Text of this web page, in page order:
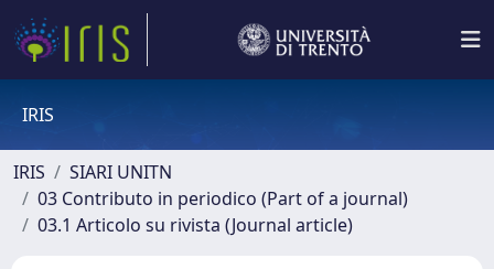
IRIS
IRIS
SIARI UNITN
03 Contributo in periodico (Part of a journal)
03.1 Articolo su rivista (Journal article)